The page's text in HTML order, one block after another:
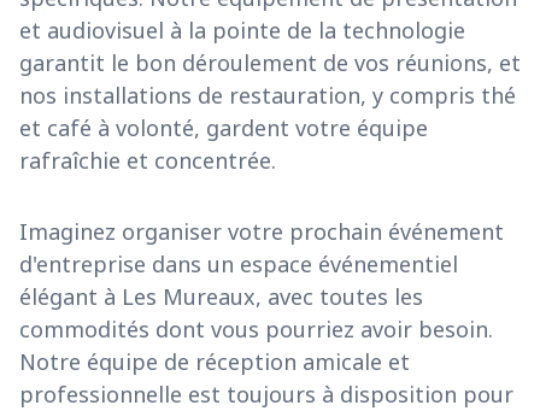
et audiovisuel à la pointe de la technologie
garantit le bon déroulement de vos réunions, et
nos installations de restauration, y compris thé
et café à volonté, gardent votre équipe
rafraîchie et concentrée.
Imaginez organiser votre prochain événement
d'entreprise dans un espace événementiel
élégant à Les Mureaux, avec toutes les
commodités dont vous pourriez avoir besoin.
Notre équipe de réception amicale et
professionnelle est toujours à disposition pour